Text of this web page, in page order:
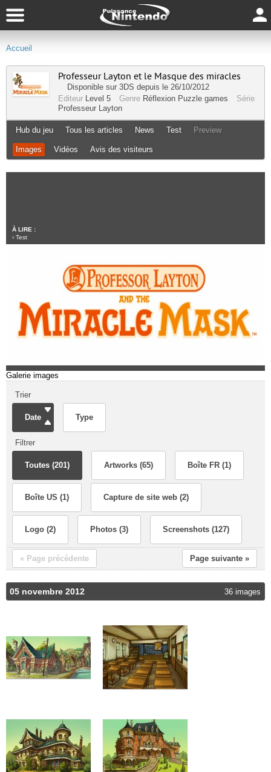
Accueil
Professeur Layton et le Masque des miracles
Disponible sur 3DS depuis le 26/10/2012
Editeur Level 5 Genre Réflexion Puzzle games
Série
Professeur Layton
Hub du jeu Tous les articles News Test Preview
Images Vidéos Avis des visiteurs
À LIRE :
› Test
Galerie images
Trier
Date Type
Filtrer
Toutes (201) Artworks (65) Boîte FR (1)
Boîte US (1) Capture de site web (2)
Logo (2) Photos (3) Screenshots (127)
« Page précédente Page suivante »
05 novembre 2012 36 images